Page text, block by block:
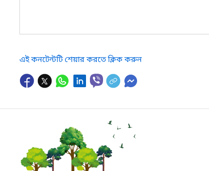
এই কনটেন্টটি শেয়ার করতে ক্লিক করুন